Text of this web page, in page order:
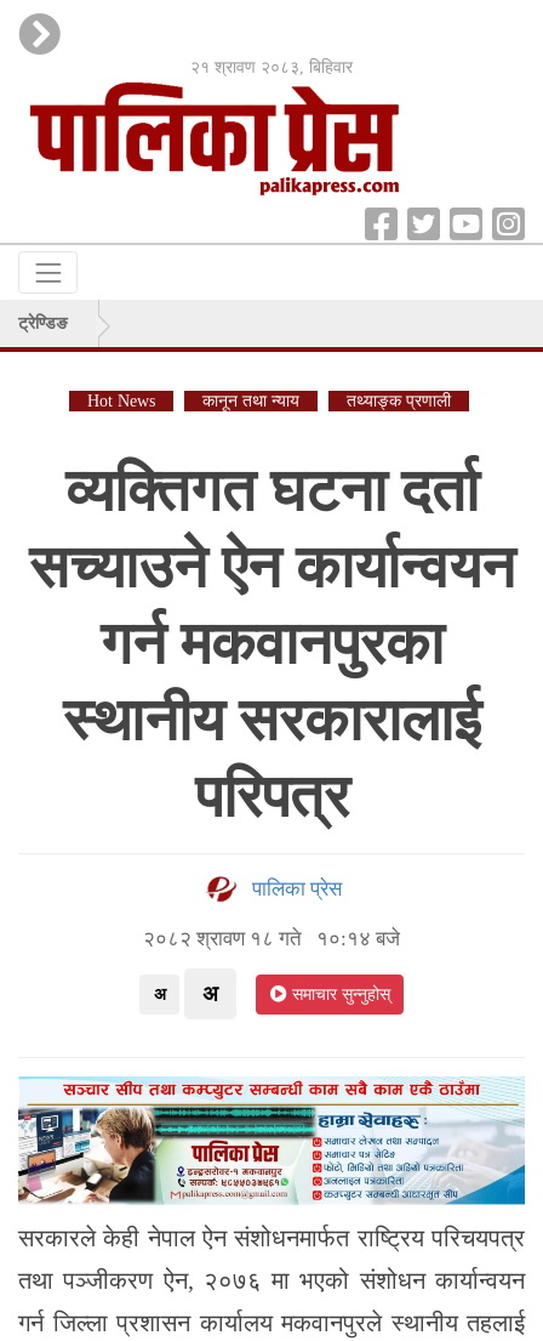
२१ श्रावण २०८३, बिहिवार
ट्रेण्डिङ
Hot News कानून तथा न्याय तथ्याङ्क प्रणाली
व्यक्तिगत घटना दर्ता
सच्याउने ऐन कार्यान्वयन
गर्न मकवानपुरका
स्थानीय सरकारालाई
परिपत्र
पालिका प्रेस
२०८२ श्रावण १८ गते १०:१४ बजे
अ अ समाचार सुन्नुहोस्
सरकारले केही नेपाल ऐन संशोधनमार्फत राष्ट्रिय परिचयपत्र
तथा पञ्जीकरण ऐन, २०७६ मा भएको संशोधन कार्यान्वयन
गर्न जिल्ला प्रशासन कार्यालय मकवानपुरले स्थानीय तहलाई